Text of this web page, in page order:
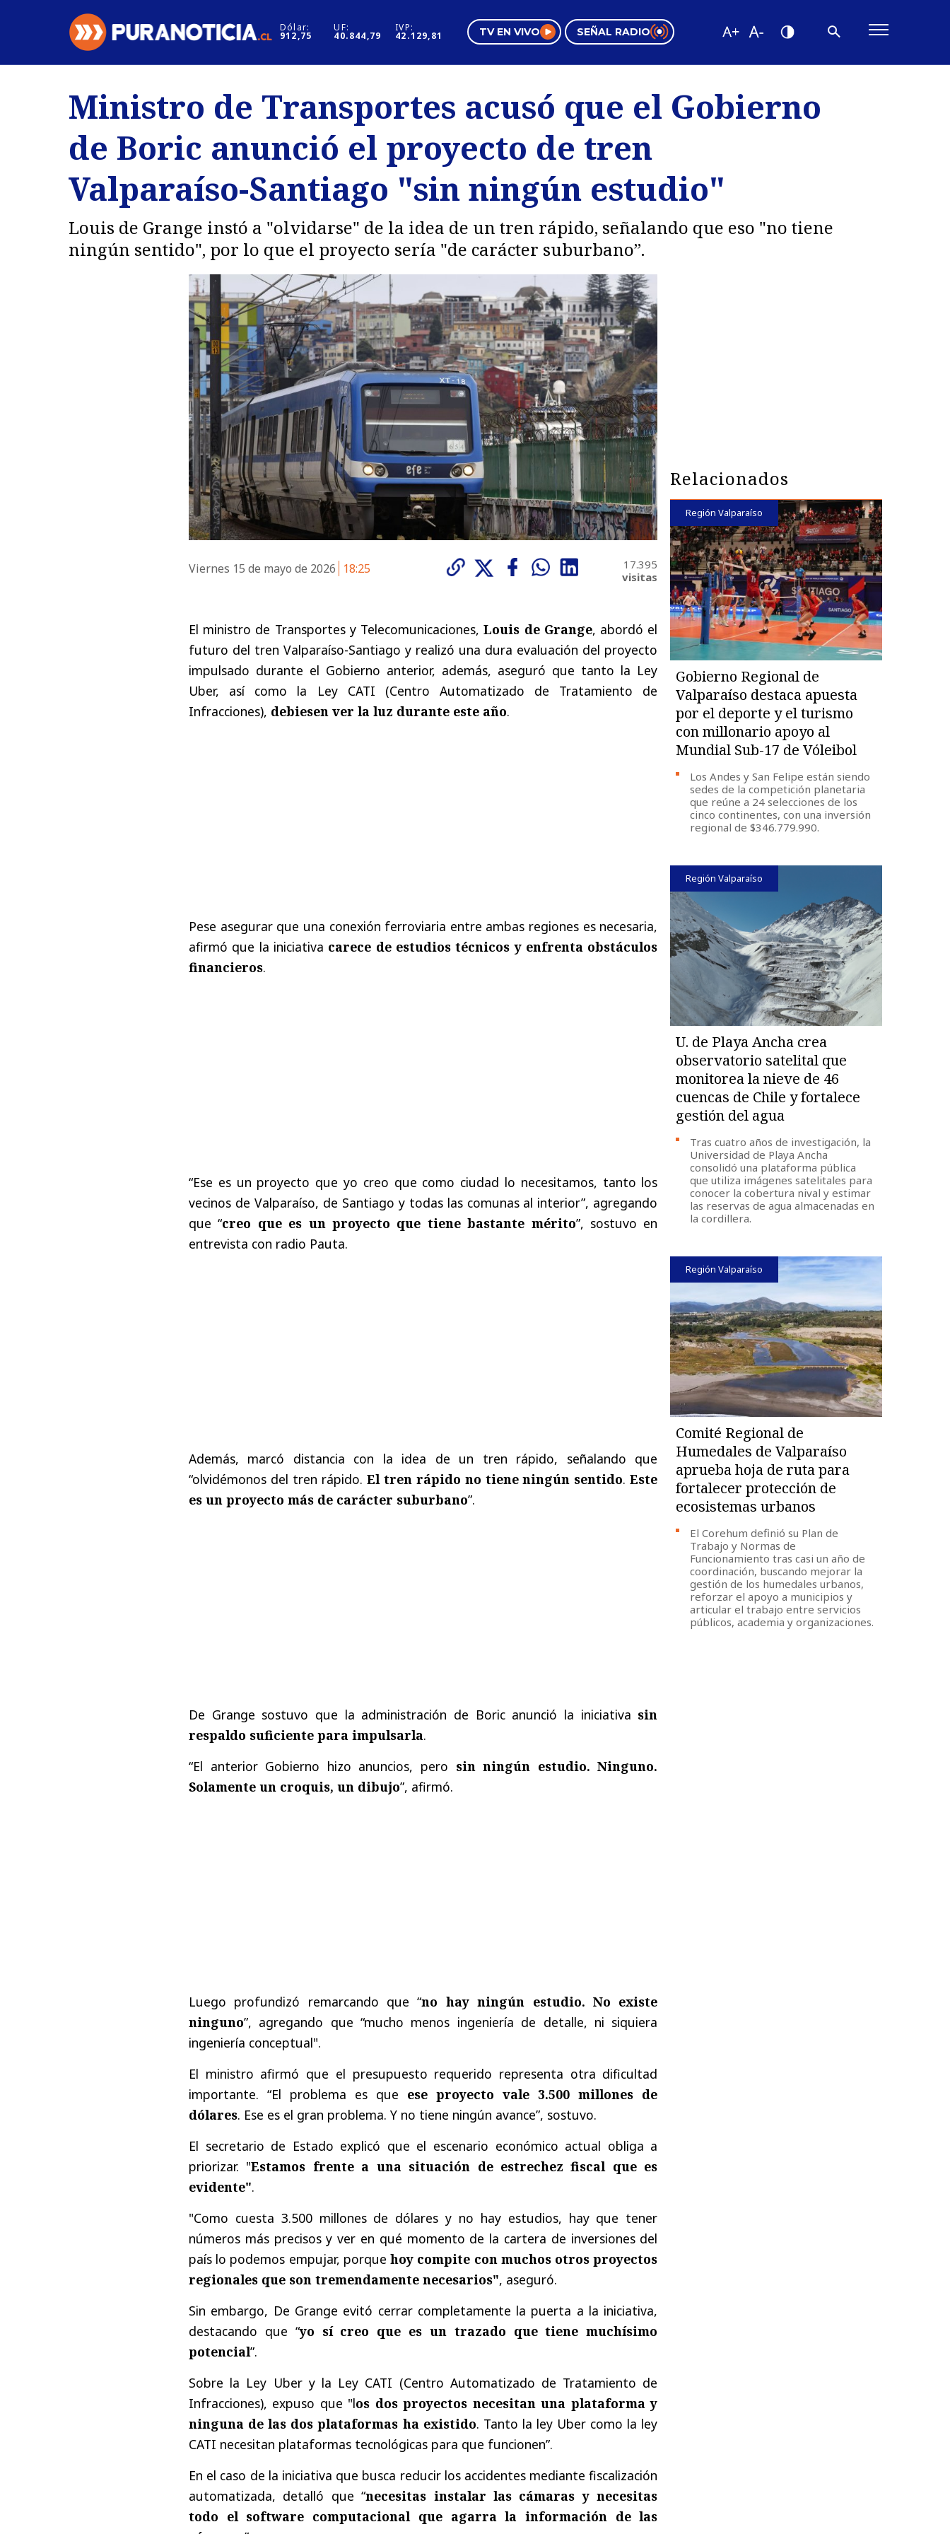
Dólar:
912,75
UF:
40.844,79
IVP:
42.129,81 TV EN VIVO SEÑAL RADIO
Regiones
Deportes
Internacional
Motores
Negocios
Pura Mujer
Tendencias
Videos
Ministro de Transportes acusó que el Gobierno
de Boric anunció el proyecto de tren
Valparaíso-Santiago "sin ningún estudio"
Louis de Grange instó a "olvidarse" de la idea de un tren rápido, señalando que eso "no tiene
ningún sentido", por lo que el proyecto sería "de carácter suburbano”.
Viernes 15 de mayo de 2026 18:25
17.395
visitas
El ministro de Transportes y Telecomunicaciones,Louis de Grange, abordó el
futuro del tren Valparaíso-Santiago y realizó una dura evaluación del proyecto
impulsado durante el Gobierno anterior, además, aseguró que tanto la Ley
Uber, así como la Ley CATI (Centro Automatizado de Tratamiento de
Infracciones), debiesen ver la luz durante este año.
Pese asegurar que una conexión ferroviaria entre ambas regiones es necesaria,
afirmó que la iniciativa carece de estudios técnicos y enfrenta obstáculos
financieros.
“Ese es un proyecto que yo creo que como ciudad lo necesitamos, tanto los
vecinos de Valparaíso, de Santiago y todas las comunas al interior”, agregando
que “creo que es un proyecto que tiene bastante mérito”, sostuvo en
entrevista con radio Pauta.
Además, marcó distancia con la idea de un tren rápido, señalando que
“olvidémonos del tren rápido. El tren rápido no tiene ningún sentido.Este
es un proyecto más de carácter suburbano”.
De Grange sostuvo que la administración de Boric anunció la iniciativa sin
respaldo suficiente para impulsarla.
“El anterior Gobierno hizo anuncios, pero sin ningún estudio. Ninguno.
Solamente un croquis, un dibujo”, afirmó.
Luego profundizó remarcando que“no hay ningún estudio. No existe
ninguno”, agregando que “mucho menos ingeniería de detalle, ni siquiera
ingeniería conceptual".
El ministro afirmó que el presupuesto requerido representa otra dificultad
importante. “El problema es que ese proyecto vale 3.500 millones de
dólares. Ese es el gran problema. Y no tiene ningún avance”, sostuvo.
El secretario de Estado explicó que el escenario económico actual obliga a
priorizar. "Estamos frente a una situación de estrechez fiscal que es
evidente".
"Como cuesta 3.500 millones de dólares y no hay estudios, hay que tener
números más precisos y ver en qué momento de la cartera de inversiones del
país lo podemos empujar, porque hoy compite con muchos otros proyectos
regionales que son tremendamente necesarios", aseguró.
Sin embargo, De Grange evitó cerrar completamente la puerta a la iniciativa,
destacando que “yo sí creo que es un trazado que tiene muchísimo
potencial”.
Sobre la Ley Uber y la Ley CATI (Centro Automatizado de Tratamiento de
Infracciones), expuso que "los dos proyectos necesitan una plataforma y
ninguna de las dos plataformas ha existido. Tanto la ley Uber como la ley
CATI necesitan plataformas tecnológicas para que funcionen”.
En el caso de la iniciativa que busca reducir los accidentes mediante fiscalización
automatizada, detalló que “necesitas instalar las cámaras y necesitas
todo el software computacional que agarra la información de las
Relacionados
Región Valparaíso
Gobierno Regional de
Valparaíso destaca apuesta
por el deporte y el turismo
con millonario apoyo al
Mundial Sub-17 de Vóleibol
Los Andes y San Felipe están siendo
sedes de la competición planetaria
que reúne a 24 selecciones de los
cinco continentes, con una inversión
regional de $346.779.990.
Región Valparaíso
U. de Playa Ancha crea
observatorio satelital que
monitorea la nieve de 46
cuencas de Chile y fortalece
gestión del agua
Tras cuatro años de investigación, la
Universidad de Playa Ancha
consolidó una plataforma pública
que utiliza imágenes satelitales para
conocer la cobertura nival y estimar
las reservas de agua almacenadas en
la cordillera.
Región Valparaíso
Comité Regional de
Humedales de Valparaíso
aprueba hoja de ruta para
fortalecer protección de
ecosistemas urbanos
El Corehum definió su Plan de
Trabajo y Normas de
Funcionamiento tras casi un año de
coordinación, buscando mejorar la
gestión de los humedales urbanos,
reforzar el apoyo a municipios y
articular el trabajo entre servicios
públicos, academia y organizaciones.